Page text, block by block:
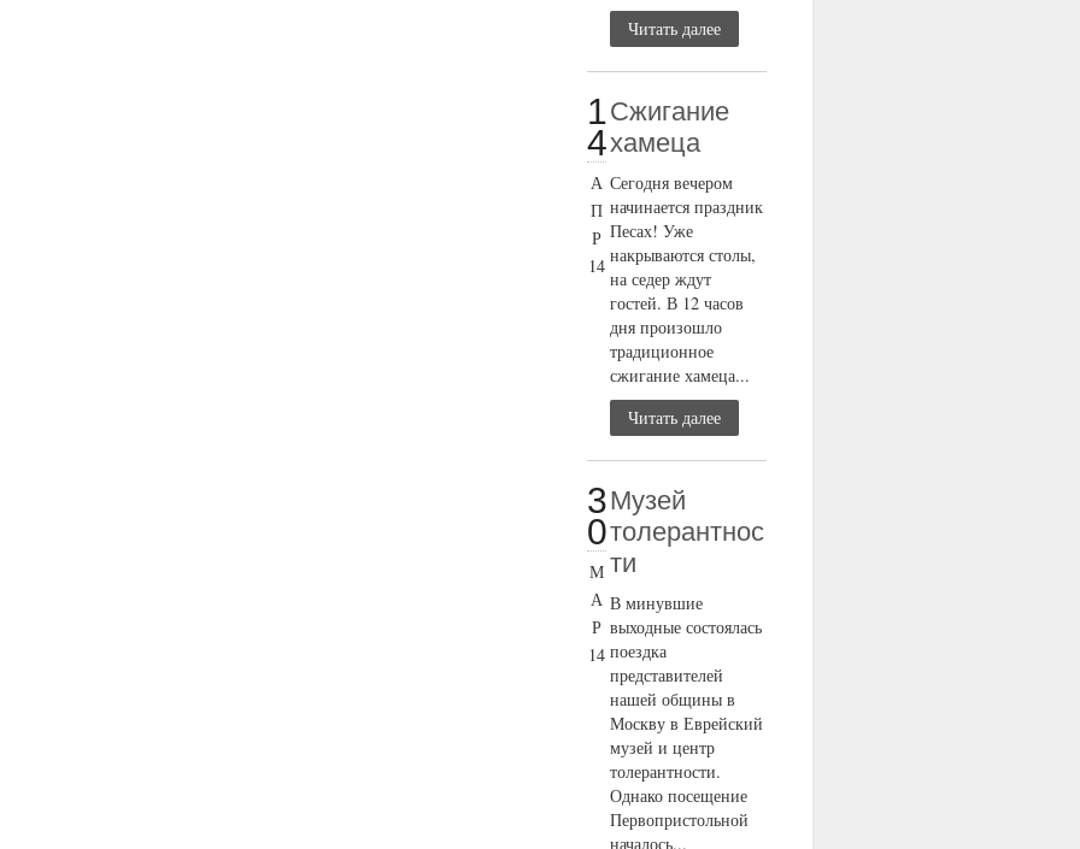
Читать далее
1
4
А
П
Р
14
Сжигание
хамеца
Сегодня вечером
начинается праздник
Песах! Уже
накрываются столы,
на седер ждут
гостей. В 12 часов
дня произошло
традиционное
сжигание хамеца...
Читать далее
3
0
М
А
Р
14
Музей
толерантнос
ти
В минувшие
выходные состоялась
поездка
представителей
нашей общины в
Москву в Еврейский
музей и центр
толерантности.
Однако посещение
Первопристольной
началось...